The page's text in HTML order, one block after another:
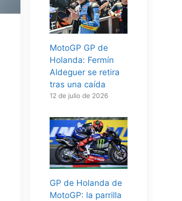
MotoGP GP de
Holanda: Fermín
Aldeguer se retira
tras una caída
12 de julio de 2026
GP de Holanda de
MotoGP: la parrilla